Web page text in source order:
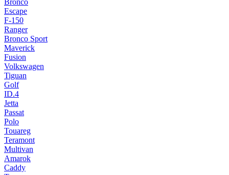
Bronco
Escape
F-150
Ranger
Bronco Sport
Maverick
Fusion
Volkswagen
Tiguan
Golf
ID.4
Jetta
Passat
Polo
Touareg
Teramont
Multivan
Amarok
Caddy